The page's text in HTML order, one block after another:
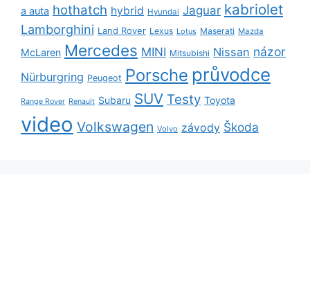
a auta hothatch hybrid Hyundai Jaguar kabriolet
Lamborghini Land Rover Lexus Lotus Maserati Mazda
McLaren Mercedes MINI Mitsubishi Nissan názor
Nürburgring Peugeot Porsche průvodce
Range Rover Renault Subaru SUV Testy Toyota
video Volkswagen Volvo závody Škoda